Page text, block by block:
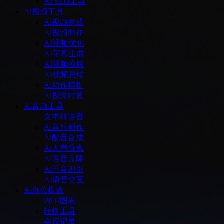
Ai视频工具
Ai视频生成
Ai视频制作
AI视频优化
AI字幕生成
AI视频换脸
AI视频总结
Ai动作捕捉
Ai视觉特效
Ai音频工具
文本转语音
Ai音乐创作
Ai配音合成
Ai人声分离
Ai语音克隆
Ai语音识别
AI语音交互
Ai办公提效
PPT/图表
转换工具
会议记录